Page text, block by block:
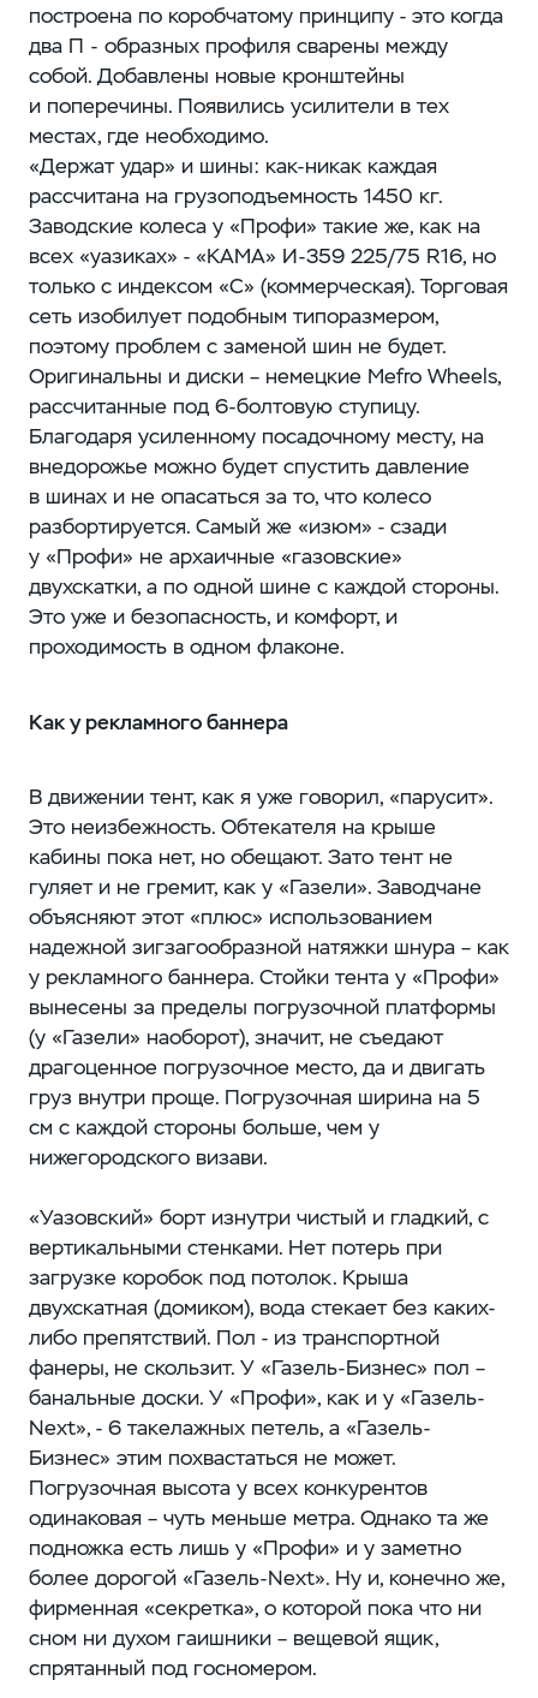
построена по коробчатому принципу - это когда
два П - образных профиля сварены между
собой. Добавлены новые кронштейны
и поперечины. Появились усилители в тех
местах, где необходимо.
«Держат удар» и шины: как-никак каждая
рассчитана на грузоподъемность 1450 кг.
Заводские колеса у «Профи» такие же, как на
всех «уазиках» - «КАМА» И-359 225/75 R16, но
только с индексом «С» (коммерческая). Торговая
сеть изобилует подобным типоразмером,
поэтому проблем с заменой шин не будет.
Оригинальны и диски – немецкие Mefro Wheels,
рассчитанные под 6-болтовую ступицу.
Благодаря усиленному посадочному месту, на
внедорожье можно будет спустить давление
в шинах и не опасаться за то, что колесо
разбортируется. Самый же «изюм» - сзади
у «Профи» не архаичные «газовские»
двухскатки, а по одной шине с каждой стороны.
Это уже и безопасность, и комфорт, и
проходимость в одном флаконе.
Как у рекламного баннера
В движении тент, как я уже говорил, «парусит».
Это неизбежность. Обтекателя на крыше
кабины пока нет, но обещают. Зато тент не
гуляет и не гремит, как у «Газели». Заводчане
объясняют этот «плюс» использованием
надежной зигзагообразной натяжки шнура – как
у рекламного баннера. Стойки тента у «Профи»
вынесены за пределы погрузочной платформы
(у «Газели» наоборот), значит, не съедают
драгоценное погрузочное место, да и двигать
груз внутри проще. Погрузочная ширина на 5
см с каждой стороны больше, чем у
нижегородского визави.
«Уазовский» борт изнутри чистый и гладкий, с
вертикальными стенками. Нет потерь при
загрузке коробок под потолок. Крыша
двухскатная (домиком), вода стекает без каких-
либо препятствий. Пол - из транспортной
фанеры, не скользит. У «Газель-Бизнес» пол –
банальные доски. У «Профи», как и у «Газель-
Next», - 6 такелажных петель, а «Газель-
Бизнес» этим похвастаться не может.
Погрузочная высота у всех конкурентов
одинаковая – чуть меньше метра. Однако та же
подножка есть лишь у «Профи» и у заметно
более дорогой «Газель-Next». Ну и, конечно же,
фирменная «секретка», о которой пока что ни
сном ни духом гаишники – вещевой ящик,
спрятанный под госномером.